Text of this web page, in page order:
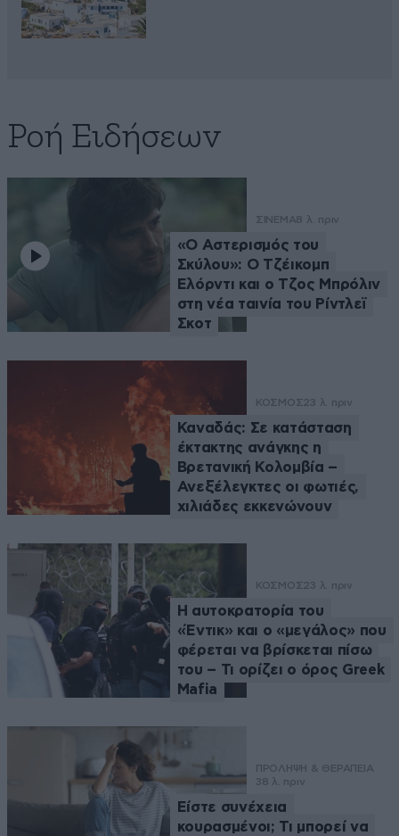
Ροή Ειδήσεων
ΣΙΝΕΜΑ8 λ. πριν
«Ο Αστερισμός του
Σκύλου»: Ο Τζέικομπ
Ελόρντι και ο Τζος Μπρόλιν
στη νέα ταινία του Ρίντλεϊ
Σκοτ
ΚΟΣΜΟΣ23 λ. πριν
Καναδάς: Σε κατάσταση
έκτακτης ανάγκης η
Βρετανική Κολομβία –
Ανεξέλεγκτες οι φωτιές,
χιλιάδες εκκενώνουν
ΚΟΣΜΟΣ23 λ. πριν
Η αυτοκρατορία του
«Έντικ» και ο «μεγάλος» που
φέρεται να βρίσκεται πίσω
του – Τι ορίζει ο όρος Greek
Mafia
ΠΡΟΛΗΨΗ & ΘΕΡΑΠΕΙΑ
38 λ. πριν
Είστε συνέχεια
κουρασμένοι; Τι μπορεί να